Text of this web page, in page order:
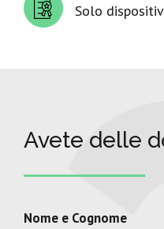
Solo
Avete delle
Nome e Cognome